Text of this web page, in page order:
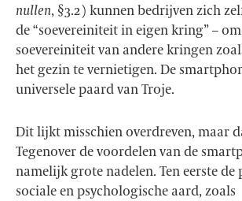
nullen, §3.2) kunnen bedrijven zich
de “soevereiniteit in eigen kring” –
soevereiniteit van andere kringen
het gezin te vernietigen. De
universele paard van Troje.
Dit lijkt misschien overdreven, maar
Tegenover de voordelen van de
namelijk grote nadelen. Ten eerste de
sociale en psychologische aard, zoals